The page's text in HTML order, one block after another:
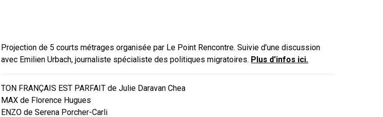
Projection de 5 courts métrages organisée par Le Point Rencontre. Suivie d’une discussion
avec Emilien Urbach, journaliste spécialiste des politiques migratoires. Plus d’infos ici.
TON FRANÇAIS EST PARFAIT de Julie Daravan Chea
MAX de Florence Hugues
ENZO de Serena Porcher-Carli